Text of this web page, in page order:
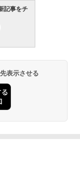
記事をチ
表示させる